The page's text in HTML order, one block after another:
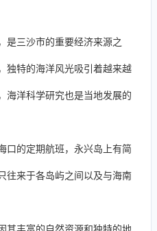
是三沙市的重要经济来源之
独特的海洋风光吸引着越来越
海洋科学研究也是当地发展的
口的定期航班，永兴岛上有简
往来于各岛屿之间以及与海南
其丰富的自然资源和独特的地